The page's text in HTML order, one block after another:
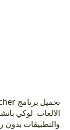
تحميل برنامج lucky patcher من ميديا فاير
الالعاب لوكي
والتطبيقات بدون